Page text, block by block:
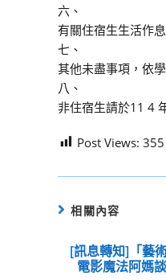
六、
有關住宿生生活作
七、
其他未盡事項，依
八、
非住宿生請於11 4
Post Views: 355
相關內容
[訊息轉知]「藝
電影魔法阿媽